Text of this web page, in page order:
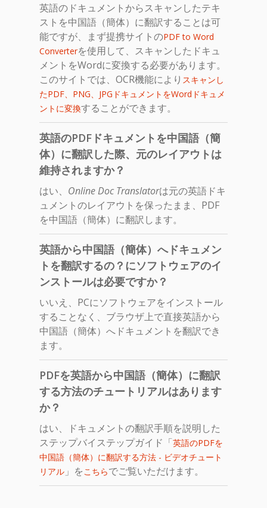
英語のドキュメントからスキャンしたテキ
ストを中国語（簡体）に翻訳することは可
能ですが、まず提携サイトのPDF to Word
Converterを使用して、スキャンしたドキュ
メントをWordに変換する必要があります。
このサイトでは、OCR機能により スキャンし
たPDF、PNG、JPGドキュメントをWordドキュメ
ントに変換することができます。
英語のPDFドキュメントを中国語（簡
体）に翻訳した際、元のレイアウトは
維持されますか？
はい、 Online Doc Translatorは元の英語ドキ
ュメントのレイアウトを保ったまま、PDF
を中国語（簡体）に翻訳します。
英語から中国語（簡体）へドキュメン
トを翻訳するの？にソフトウェアのイ
ンストールは必要ですか？
いいえ、PCにソフトウェアをインストール
することなく、ブラウザ上で直接英語から
中国語（簡体）へドキュメントを翻訳でき
ます。
PDFを英語から中国語（簡体）に翻訳
する方法のチュートリアルはあります
か？
はい、ドキュメントの翻訳手順を説明した
ステップバイステップガイド「英語のPDFを
中国語（簡体）に翻訳する方法 - ビデオチュート
リアル 」を こちらでご覧いただけます。